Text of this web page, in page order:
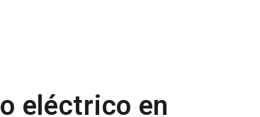
eléctrico en